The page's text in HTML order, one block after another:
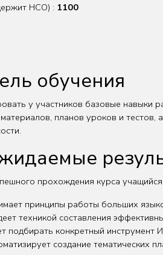
НСО) : 1100
обучения
у участников базовые навыки
планов уроков и тестов,
прохождения курса учащийся:
принципы работы больших
техникой составления
подбирать конкретный инструмент
создание тематических